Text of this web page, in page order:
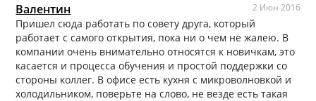
Валентин 2 Июн 2016
Пришел сюда работать по совету друга, который
работает c самого открытия, пока ни о чем не жалею. В
компании очень внимательно относятся к новичкам, это
касается и процесса обучения и простой поддержки со
стороны коллег. В офисе есть кухня с микроволновкой и
холодильником, поверьте на слово, не везде есть такая